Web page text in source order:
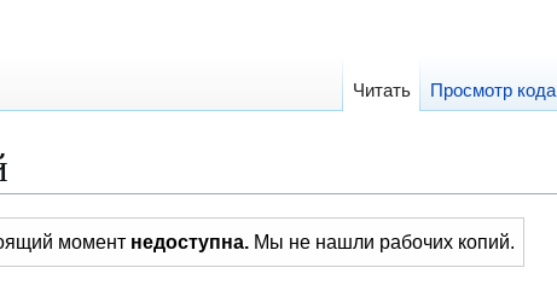
момент недоступна. Мы не нашли рабочих копий.
Читать Просмотр кода